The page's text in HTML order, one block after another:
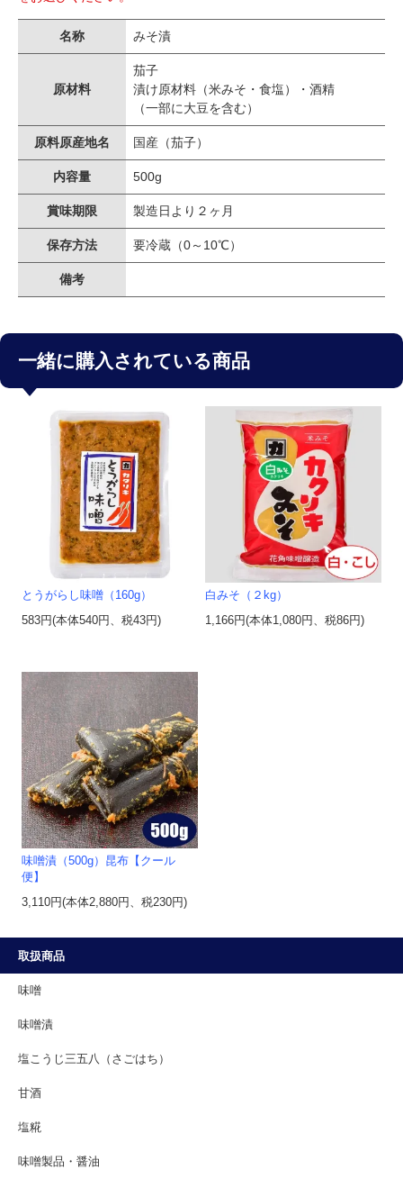
名称 みそ漬
原材料
茄子
漬け原材料（米みそ・食塩）・酒精
（一部に大豆を含む）
原料原産地名 国産（茄子）
内容量 500g
賞味期限 製造日より２ヶ月
保存方法 要冷蔵（0～10℃）
備考
一緒に購入されている商品
とうがらし味噌（160g）
583円(本体540円、税43円)
白みそ（２kg）
1,166円(本体1,080円、税86円)
味噌漬（500g）昆布【クール
便】
3,110円(本体2,880円、税230円)
取扱商品
味噌
味噌漬
塩こうじ三五八（さごはち）
甘酒
塩糀
味噌製品・醤油